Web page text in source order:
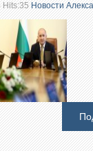
Hits:35Новости